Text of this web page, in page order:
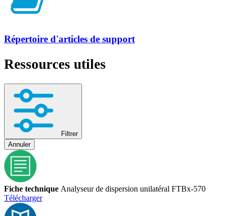
Répertoire d'articles de support
Ressources utiles
Filtrer
Annuler
Fiche technique Analyseur de dispersion unilatéral FTBx-570
Télécharger